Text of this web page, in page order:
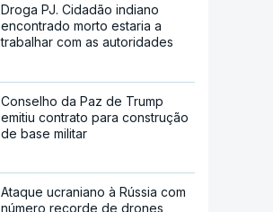
Droga PJ. Cidadão indiano
encontrado morto estaria a
trabalhar com as autoridades
Conselho da Paz de Trump
emitiu contrato para construção
de base militar
Ataque ucraniano à Rússia com
número recorde de drones